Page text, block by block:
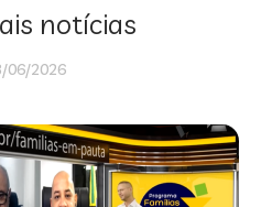
notícias
06/2026